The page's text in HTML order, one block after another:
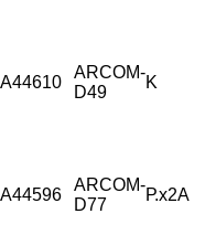
A44610
ARCOM-
D49
K
A44596
ARCOM-
D77
Р.х2А